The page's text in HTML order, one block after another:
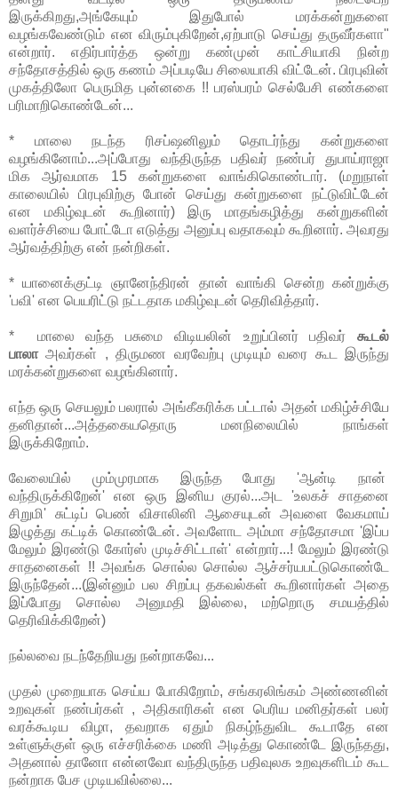
இருக்கிறது,அங்கேயும் இதுபோல் மரக்கன்றுகளை
வழங்கவேண்டும் என விரும்புகிறேன்,ஏற்பாடு செய்து தருவீர்களா"
என்றார். எதிர்பார்த்த ஒன்று கண்முன் காட்சியாகி நின்ற
சந்தோசத்தில் ஒரு கணம் அப்படியே சிலையாகி விட்டேன். பிரபுவின்
முகத்திலோ பெருமித புன்னகை !! பரஸ்பரம் செல்பேசி எண்களை
பரிமாறிகொண்டேன்...
* மாலை நடந்த ரிசப்ஷனிலும் தொடர்ந்து கன்றுகளை
வழங்கினோம்...அப்போது வந்திருந்த பதிவர் நண்பர் துபாய்ராஜா
மிக ஆர்வமாக 15 கன்றுகளை வாங்கிகொண்டார். (மறுநாள்
காலையில் பிரபுவிற்கு போன் செய்து கன்றுகளை நட்டுவிட்டேன்
என மகிழ்வுடன் கூறினார்) இரு மாதங்கழித்து கன்றுகளின்
வளர்ச்சியை போட்டோ எடுத்து அனுப்பு வதாகவும் கூறினார். அவரது
ஆர்வத்திற்கு என் நன்றிகள்.
* யானைக்குட்டி ஞானேந்திரன் தான் வாங்கி சென்ற கன்றுக்கு
'பவி' என பெயரிட்டு நட்டதாக மகிழ்வுடன் தெரிவித்தார்.
* மாலை வந்த பசுமை விடியலின் உறுப்பினர் பதிவர் கூடல்
பாலாஅவர்கள் , திருமண வரவேற்பு முடியும் வரை கூட இருந்து
மரக்கன்றுகளை வழங்கினார்.
எந்த ஒரு செயலும் பலரால் அங்கீகரிக்க பட்டால் அதன் மகிழ்ச்சியே
தனிதான்...அத்தகையதொரு மனநிலையில் நாங்கள்
இருக்கிறோம்.
வேலையில் மும்முரமாக இருந்த போது 'ஆன்டி நான்
வந்திருக்கிறேன்' என ஒரு இனிய குரல்...அட 'உலகச் சாதனை
சிறுமி' சுட்டிப் பெண் விசாலினி ஆசையுடன் அவளை வேகமாய்
இழுத்து கட்டிக் கொண்டேன். அவளோட அம்மா சந்தோசமா 'இப்ப
மேலும் இரண்டு கோர்ஸ் முடிச்சிட்டாள்' என்றார்...! மேலும் இரண்டு
சாதனைகள் !! அவங்க சொல்ல சொல்ல ஆச்சர்யபட்டுகொண்டே
இருந்தேன்...(இன்னும் பல சிறப்பு தகவல்கள் கூறினார்கள் அதை
இப்போது சொல்ல அனுமதி இல்லை, மற்றொரு சமயத்தில்
தெரிவிக்கிறேன்)
நல்லவை நடந்தேறியது நன்றாகவே...
முதல் முறையாக செய்ய போகிறோம், சங்கரலிங்கம் அண்ணனின்
உறவுகள் நண்பர்கள் , அதிகாரிகள் என பெரிய மனிதர்கள் பலர்
வரக்கூடிய விழா, தவறாக ஏதும் நிகழ்ந்துவிட கூடாதே என
உள்ளுக்குள் ஒரு எச்சரிக்கை மணி அடித்து கொண்டே இருந்தது,
அதனால் தானோ என்னவோ வந்திருந்த பதிவுலக உறவுகளிடம் கூட
நன்றாக பேச முடியவில்லை...